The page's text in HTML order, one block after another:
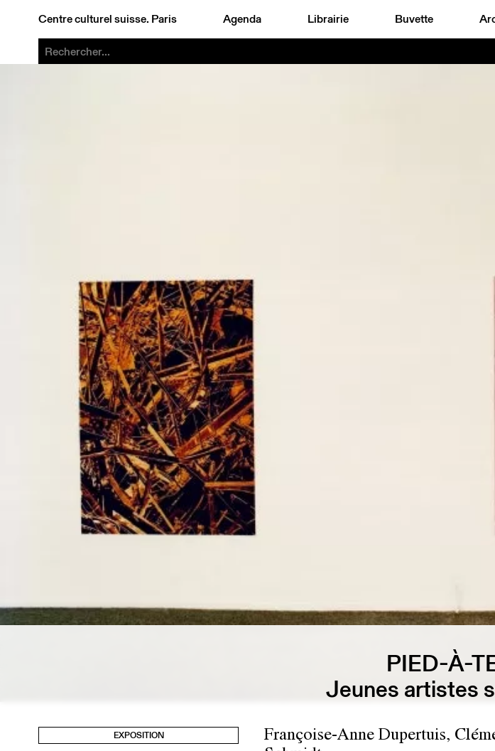
Centre culturel suisse. Paris Agenda Librairie Buvette
PIED-À-
Jeunes artistes
EXPOSITION
Françoise-Anne Dupertuis,